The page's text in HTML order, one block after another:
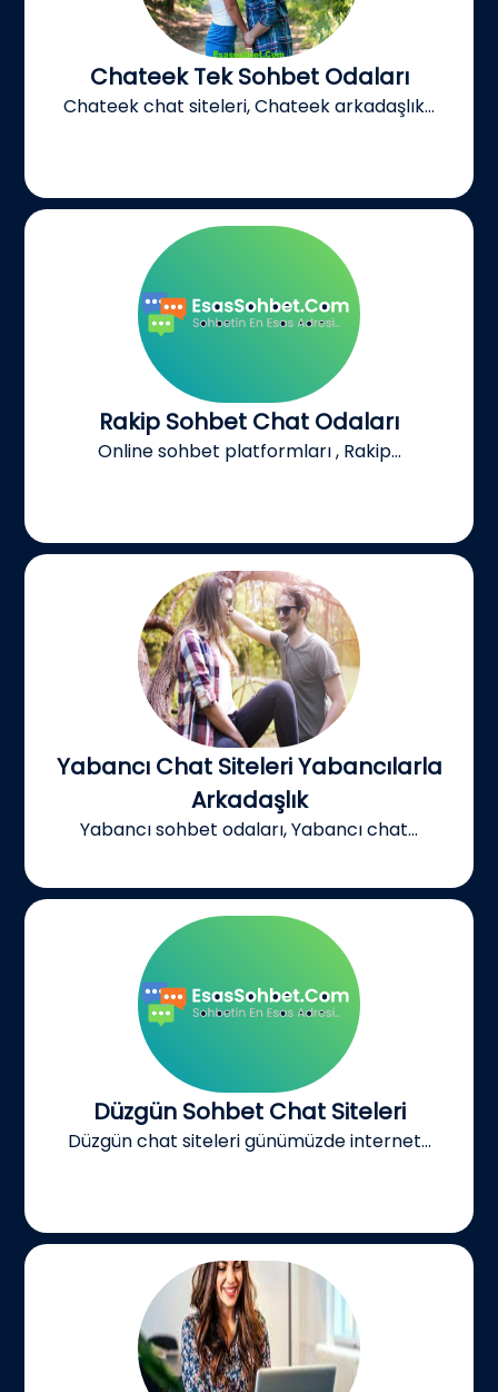
Chateek Tek Sohbet Odaları
Chateek chat siteleri, Chateek arkadaşlık...
Rakip Sohbet Chat Odaları
Online sohbet platformları , Rakip...
Yabancı Chat Siteleri Yabancılarla
Arkadaşlık
Yabancı sohbet odaları, Yabancı chat...
Düzgün Sohbet Chat Siteleri
Düzgün chat siteleri günümüzde internet...